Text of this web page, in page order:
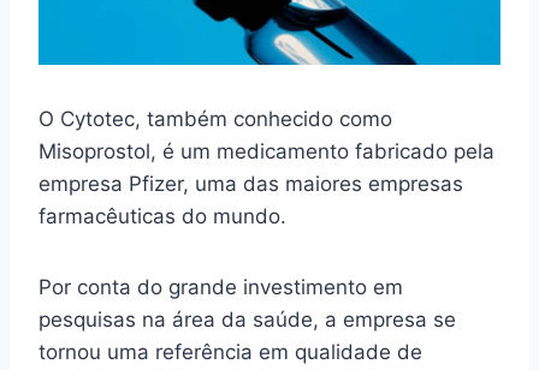
O Cytotec, também conhecido como
Misoprostol, é um medicamento fabricado pela
empresa Pfizer, uma das maiores empresas
farmacêuticas do mundo.
Por conta do grande investimento em
pesquisas na área da saúde, a empresa se
tornou uma referência em qualidade de